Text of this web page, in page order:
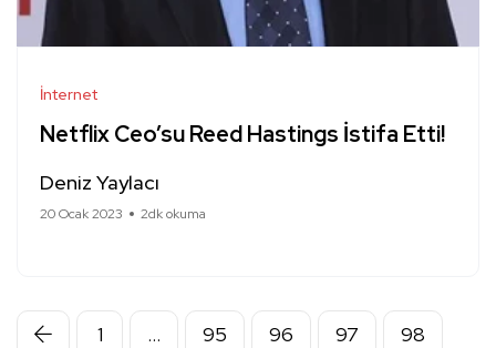
İnternet
Netflix Ceo’su Reed Hastings İstifa Etti!
Deniz Yaylacı
20 Ocak 2023 2dk okuma
1 … 95 96 97 98